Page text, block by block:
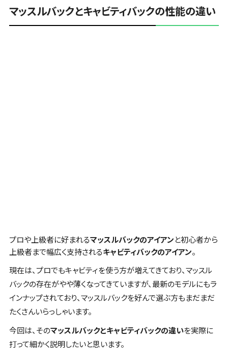
マッスルバックとキャビティバックの性能の違い
プロや上級者に好まれるマッスルバックのアイアン と初心者から
上級者まで幅広く支持されるキャビティバックのアイアン。
現在は、プロでもキャビティを使う方が増えてきており、マッスル
バックの存在がやや薄くなってきていますが、最新のモデルにもラ
インナップされており、マッスルバックを好んで選ぶ方もまだまだ
たくさんいらっしゃいます。
今回は、そのマッスルバックとキャビティバックの違いを実際に
打って細かく説明したいと思います。